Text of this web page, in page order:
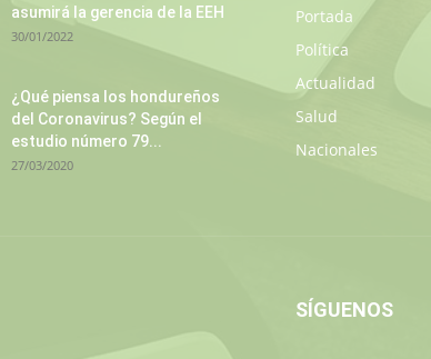
asumirá la gerencia de la EEH
30/01/2022
¿Qué piensa los hondureños
del Coronavirus? Según el
estudio número 79...
27/03/2020
Portada
Política
Actualidad
Salud
Nacionales
SÍGUENOS